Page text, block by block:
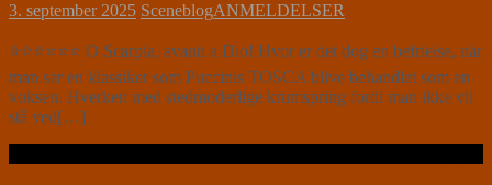
3. september 2025 SceneblogANMELDELSER
⭐⭐⭐⭐⭐⭐ O Scarpia, avanti a Dio! Hvor er det dog en befrielse, når
man ser en klassiker som Puccinis TOSCA blive behandlet som en
voksen. Hverken med stedmoderlige krumspring fordi man ikke vil
stå ved[…]